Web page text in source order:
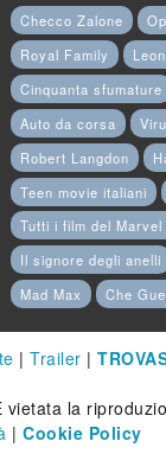
Checco Zalone
Royal Family
Cinquanta sfumature
Auto da corsa
Robert Langdon
Teen movie italiani
Tutti i film del
Il signore degli anelli
Mad Max
Che
| Trailer |
la
| Cookie Policy